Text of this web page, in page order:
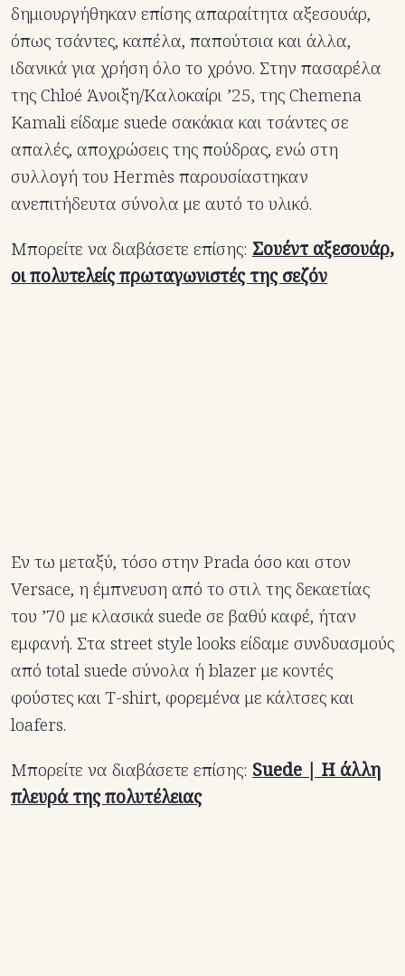
δημιουργήθηκαν επίσης απαραίτητα αξεσουάρ,
όπως τσάντες, καπέλα, παπούτσια και άλλα,
ιδανικά για χρήση όλο το χρόνο. Στην πασαρέλα
της Chloé Άνοιξη/Καλοκαίρι ’25, της Chemena
Kamali είδαμε suede σακάκια και τσάντες σε
απαλές, αποχρώσεις της πούδρας, ενώ στη
συλλογή του Hermès παρουσίαστηκαν
ανεπιτήδευτα σύνολα με αυτό το υλικό.
Μπορείτε να διαβάσετε επίσης: Σουέντ αξεσουάρ,
οι πολυτελείς πρωταγωνιστές της σεζόν
Εν τω μεταξύ, τόσο στην Prada όσο και στον
Versace, η έμπνευση από το στιλ της δεκαετίας
του ’70 με κλασικά suede σε βαθύ καφέ, ήταν
εμφανή. Στα street style looks είδαμε συνδυασμούς
από total suede σύνολα ή blazer με κοντές
φούστες και T-shirt, φορεμένα με κάλτσες και
loafers.
Μπορείτε να διαβάσετε επίσης: Suede | Η άλλη
πλευρά της πολυτέλειας